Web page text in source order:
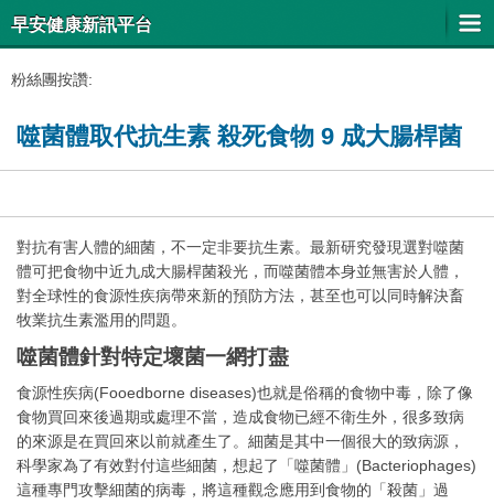
早安健康新訊平台
粉絲團按讚:
噬菌體取代抗生素 殺死食物 9 成大腸桿菌
對抗有害人體的細菌，不一定非要抗生素。最新研究發現選對噬菌
體可把食物中近九成大腸桿菌殺光，而噬菌體本身並無害於人體，
對全球性的食源性疾病帶來新的預防方法，甚至也可以同時解決畜
牧業抗生素濫用的問題。
噬菌體針對特定壞菌一網打盡
食源性疾病(Fooedborne diseases)也就是俗稱的食物中毒，除了像
食物買回來後過期或處理不當，造成食物已經不衛生外，很多致病
的來源是在買回來以前就產生了。細菌是其中一個很大的致病源，
科學家為了有效對付這些細菌，想起了「噬菌體」(Bacteriophages)
這種專門攻擊細菌的病毒，將這種觀念應用到食物的「殺菌」過